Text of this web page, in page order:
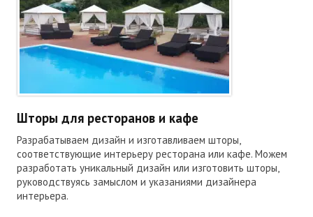
Шторы для ресторанов и кафе
Разрабатываем дизайн и изготавливаем шторы,
соответствующие интерьеру ресторана или кафе. Можем
разработать уникальный дизайн или изготовить шторы,
руководствуясь замыслом и указаниями дизайнера
интерьера.